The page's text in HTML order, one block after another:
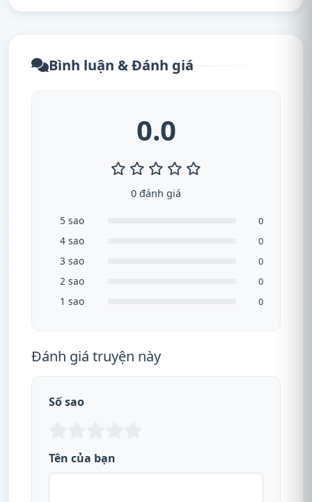
Bình luận & Đánh giá
0.0
0 đánh giá
5 sao 0
4 sao 0
3 sao 0
2 sao 0
1 sao 0
Đánh giá truyện này
Số sao
Tên của bạn